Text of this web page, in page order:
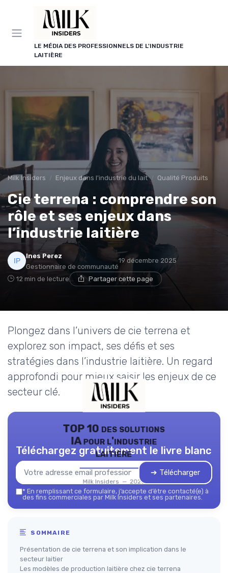
LE MÉDIA DES PROFESSIONNELS DE L'INDUSTRIE
LAITIÈRE
Milk Insiders Enjeux dans l'industrie du lait Qualité Produits
Cie terrena : comprendre son
rôle et ses enjeux dans
l’industrie laitière
Ines Perez
Gestionnaire de communauté
19 décembre 2025
12 min de lecture Partager cette page
Plongez dans l’univers de cie terrena et
explorez son impact, ses défis et ses
stratégies dans l’industrie laitière. Un regard
approfondi pour mieux saisir les enjeux de ce
secteur clé.
TOP 10 des solutions
IA pour l'industrie
laitière
Milk Insiders — 2026
Téléchargez gratuitement le livre blanc
➔ Télécharger
* En remplissant ce formulaire, j’accepte d’être contacté(e) à
des fins commerciales par Milk Insiders et ses partenaires.
SOMMAIRE
Présentation de cie terrena et son implication dans le
secteur laitier
Les modèles de production laitière chez cie terrena